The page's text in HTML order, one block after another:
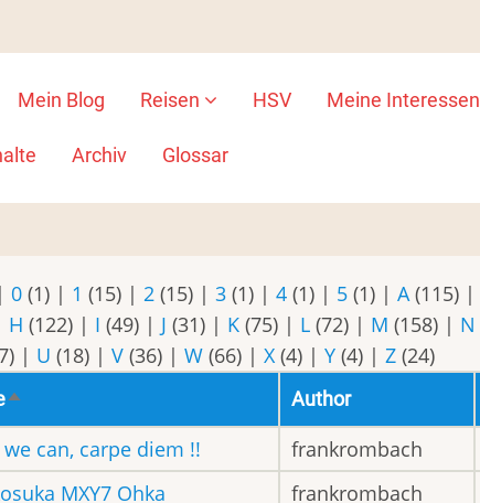
Mein Blog Reisen HSV Meine Interessen
Archiv Glossar
|0 (1) | 1 (15) |2 (15) |3 (1) |4 (1) | 5 (1) |A(115) |
H (122) | I (49) | J (31) | K (75) | L (72) | M (158) | N
| U (18) |V (36) |W (66) |X (4) |Y (4) |Z (24)
Absteigend
sortieren
Author
we can, carpe diem !! frankrombach
MXY7 Ohka
frankrombach